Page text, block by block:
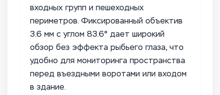
входных групп и пешеходных
периметров. Фиксированный объектив
3.6 мм с углом 83.6° дает широкий
обзор без эффекта рыбьего глаза, что
удобно для мониторинга пространства
перед въездными воротами или входом
в здание.